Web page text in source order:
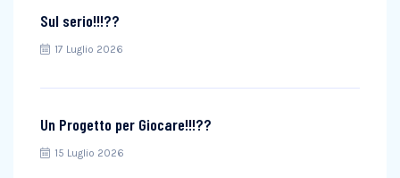
Sul serio!!!??
17 Luglio 2026
Un Progetto per Giocare!!!??
15 Luglio 2026